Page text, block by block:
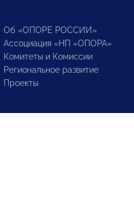
Об «ОПОРЕ РОССИИ»
Ассоциация «НП «ОПОРА»
Комитеты и Комиссии
Региональное развитие
Проекты